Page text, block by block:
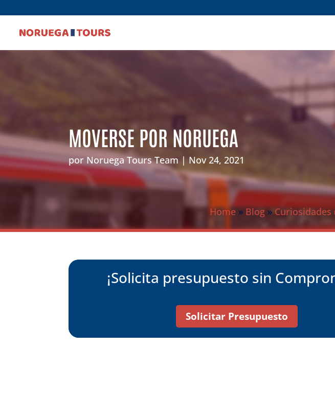
MOVERSE POR NORUEGA
por Noruega Tours Team Nov 24, 2021
Home»Blog»Curiosidades
¡Solicita presupuesto sin
Solicitar Presupuesto